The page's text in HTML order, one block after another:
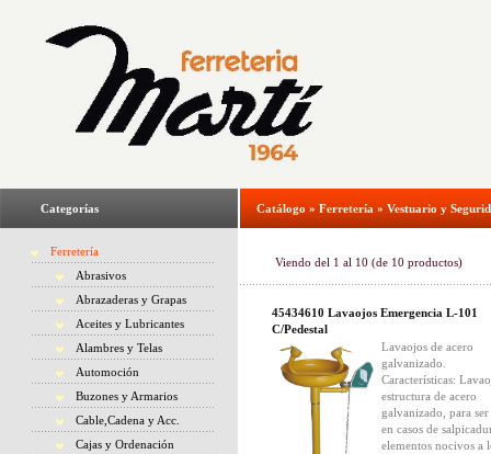
Categorías
Ferretería
Abrasivos
Abrazaderas y Grapas
Aceites y Lubricantes
Alambres y Telas
Automoción
Buzones y Armarios
Cable,Cadena y Acc.
Cajas y Ordenación
Catálogo » Ferretería » Vestuario y
Viendo del 1 al 10 (de 10 productos)
45434610 Lavaojos Emergencia L-101
C/Pedestal
Lavaojos de acero
galvanizado.
Características:
estructura de acero
galvanizado, para ser
en casos de
elementos nocivos a